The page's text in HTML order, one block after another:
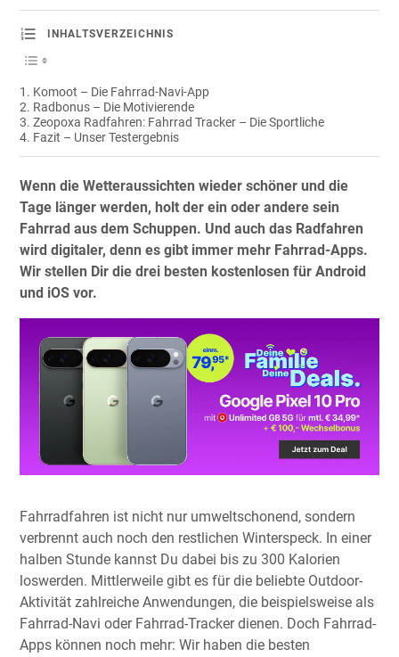
INHALTSVERZEICHNIS
Komoot – Die Fahrrad-Navi-App
Radbonus – Die Motivierende
Zeopoxa Radfahren: Fahrrad Tracker – Die Sportliche
Fazit – Unser Testergebnis
Wenn die Wetteraussichten wieder schöner und die
Tage länger werden, holt der ein oder andere sein
Fahrrad aus dem Schuppen. Und auch das Radfahren
wird digitaler, denn es gibt immer mehr Fahrrad-Apps.
Wir stellen Dir die drei besten kostenlosen für Android
und iOS vor.
Fahrradfahren ist nicht nur umweltschonend, sondern
verbrennt auch noch den restlichen Winterspeck. In einer
halben Stunde kannst Du dabei bis zu 300 Kalorien
loswerden. Mittlerweile gibt es für die beliebte Outdoor-
Aktivität zahlreiche Anwendungen, die beispielsweise als
Fahrrad-Navi oder Fahrrad-Tracker dienen. Doch Fahrrad-
Apps können noch mehr: Wir haben die besten